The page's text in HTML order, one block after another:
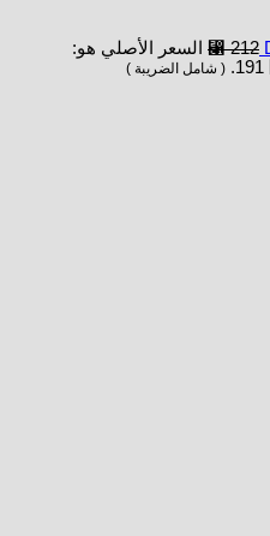
⃁212
السعر الأصلي هو:
( شامل الضريبة )